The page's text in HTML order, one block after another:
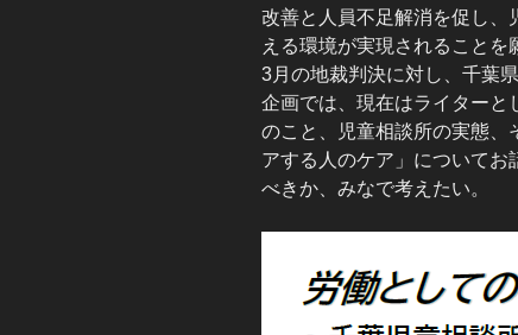
改善と人員不足解消を促し、
える環境が実現されること
3月の地裁判決に対し、千葉
企画では、現在はライターと
のこと、児童相談所の実態、
アする人のケア」についてお
べきか、みなで考えたい。